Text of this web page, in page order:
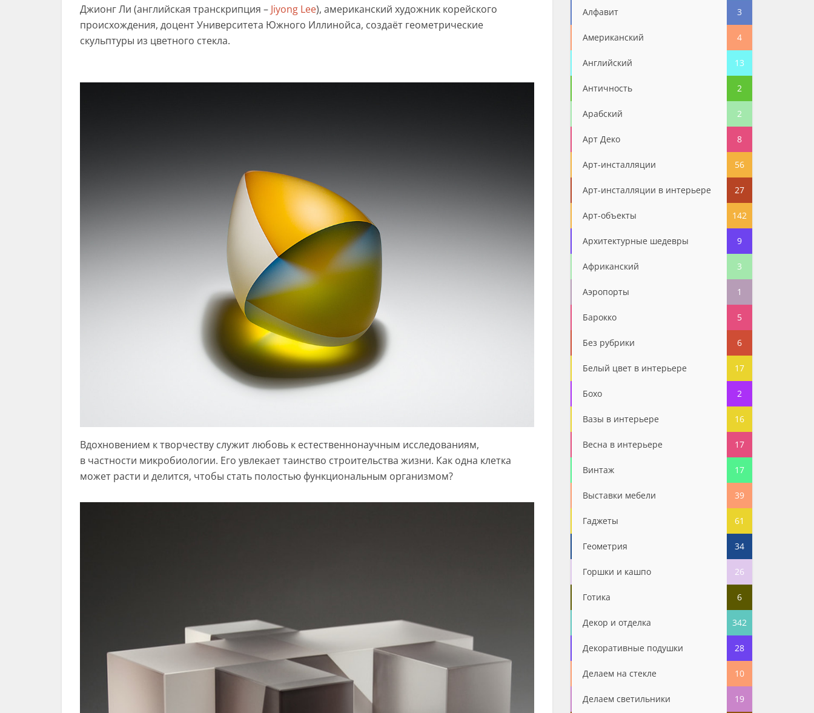
Джионг Ли (английская транскрипция – Jiyong Lee), американский художник корейского
происхождения, доцент Университета Южного Иллинойса, создаёт геометрические
скульптуры из цветного стекла.
Вдохновением к творчеству служит любовь к естественнонаучным исследованиям,
в частности микробиологии. Его увлекает таинство строительства жизни. Как одна клетка
может расти и делится, чтобы стать полостью функциональным организмом?
Алфавит 3
Американский 4
Английский 13
Античность 2
Арабский 2
Арт Деко 8
Арт-инсталляции 56
Арт-инсталляции в интерьере 27
Арт-объекты 142
Архитектурные шедевры 9
Африканский 3
Аэропорты 1
Барокко 5
Без рубрики 6
Белый цвет в интерьере 17
Бохо 2
Вазы в интерьере 16
Весна в интерьере 17
Винтаж 17
Выставки мебели 39
Гаджеты 61
Геометрия 34
Горшки и кашпо 26
Готика 6
Декор и отделка 342
Декоративные подушки 28
Делаем на стекле 10
Делаем светильники 19